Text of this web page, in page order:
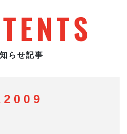
らせ記事